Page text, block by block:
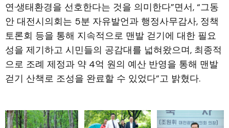
연·생태환경을 선호한다는 것을 의미한다”면서, “그동
안 대전시의회는 5분 자유발언과 행정사무감사, 정책
토론회 등을 통해 지속적으로 맨발 걷기에 대한 필요
성을 제기하고 시민들의 공감대를 넓혀왔으며, 최종적
으로 조례 제정과 약 4억 원의 예산 반영을 통해 맨발
걷기 산책로 조성을 완료할 수 있었다”고 밝혔다.